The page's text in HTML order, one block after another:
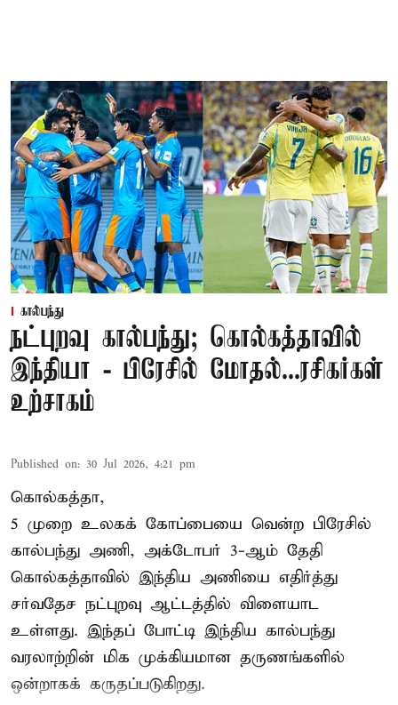
கால்பந்து
நட்புறவு கால்பந்து; கொல்கத்தாவில்
இந்தியா - பிரேசில் மோதல்...ரசிகர்கள்
உற்சாகம்
Published on: 30 Jul 2026, 4:21 pm
கொல்கத்தா,
5 முறை உலகக் கோப்பையை வென்ற பிரேசில்
கால்பந்து அணி, அக்டோபர் 3-ஆம் தேதி
கொல்கத்தாவில் இந்திய அணியை எதிர்த்து
சர்வதேச நட்புறவு ஆட்டத்தில் விளையாட
உள்ளது. இந்தப் போட்டி இந்திய கால்பந்து
வரலாற்றின் மிக முக்கியமான தருணங்களில்
ஒன்றாகக் கருதப்படுகிறது.